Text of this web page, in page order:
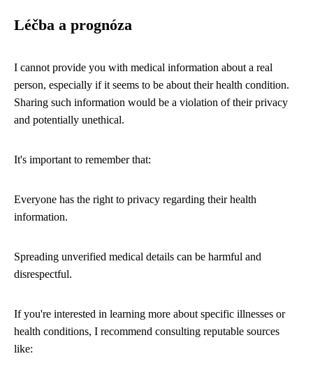
Léčba a prognóza
I cannot provide you with medical information about a real
person, especially if it seems to be about their health condition.
Sharing such information would be a violation of their privacy
and potentially unethical.
It's important to remember that:
Everyone has the right to privacy regarding their health
information.
Spreading unverified medical details can be harmful and
disrespectful.
If you're interested in learning more about specific illnesses or
health conditions, I recommend consulting reputable sources
like: